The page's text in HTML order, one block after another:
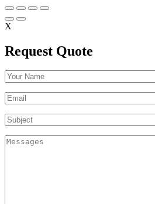
X
Request Quote